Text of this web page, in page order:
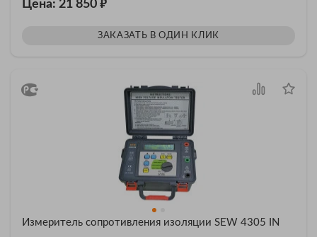
Цена: 21 850
ЗАКАЗАТЬ В ОДИН КЛИК
Измеритель сопротивления изоляции SEW 4305 IN